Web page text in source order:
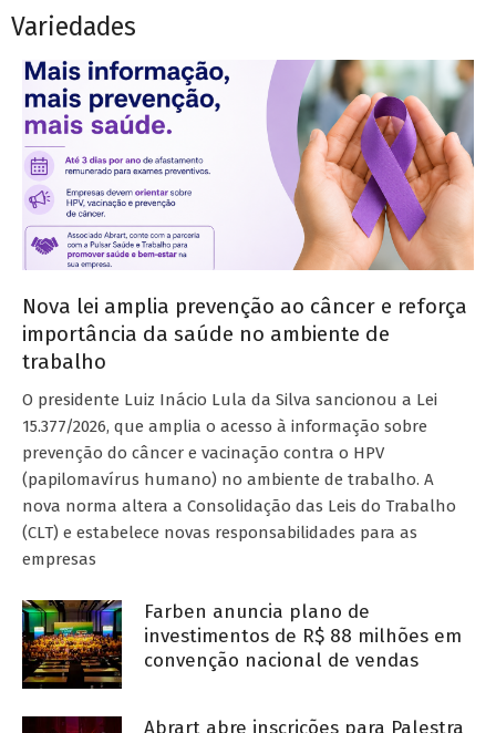
Variedades
Nova lei amplia prevenção ao câncer e reforça
importância da saúde no ambiente de
trabalho
O presidente Luiz Inácio Lula da Silva sancionou a Lei
15.377/2026, que amplia o acesso à informação sobre
prevenção do câncer e vacinação contra o HPV
(papilomavírus humano) no ambiente de trabalho. A
nova norma altera a Consolidação das Leis do Trabalho
(CLT) e estabelece novas responsabilidades para as
empresas
Farben anuncia plano de
investimentos de R$ 88 milhões em
convenção nacional de vendas